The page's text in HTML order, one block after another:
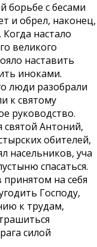
борьбе с бесами
и обрел, наконец,
настало
великого
наставить
иноками.
люди разобрали
к святому
руководство.
святой Антоний,
обителей,
насельников, уча
спасаться.
принятом на себя
Господу,
к трудам,
силой